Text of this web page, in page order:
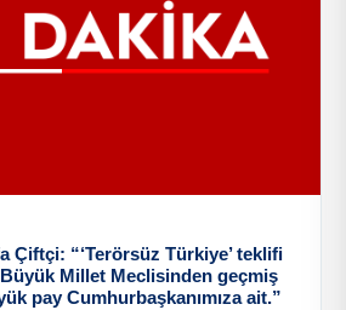
Çiftçi: “‘Terörsüz Türkiye’ teklifi
Millet Meclisinden geçmiş
pay Cumhurbaşkanımıza ait.”